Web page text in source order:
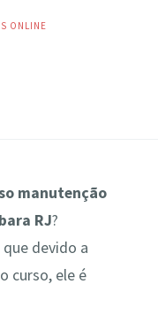
ONLINE
manutenção
RJ?
devido a
curso, ele é